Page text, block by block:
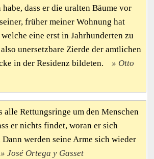
dass er die uralten Bäume vor
früher meiner Wohnung hat
welche eine erst in Jahrhunderten zu
unersetzbare Zierde der amtlichen
in der Residenz bildeten.
Otto
alle Rettungsringe um den Menschen
er nichts findet, woran er sich
werden seine Arme sich wieder
José Ortega y Gasset